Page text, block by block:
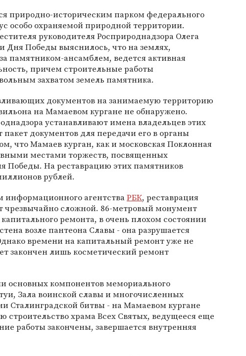
природно-историческим парком федерального
особо охраняемой природной территории.
руководителя Росприроднадзора Олега
Дня Победы выяснилось, что на землях,
памятником-ансамблем, ведется активная
причем строительные работы
захватом земель памятника.
документов на занимаемую территорию
на Мамаевом кургане не обнаружено.
устанавливают имена владельцев этих
документов для передачи его в органы
что Мамаев курган, как и московская Поклонная
местами торжеств, посвященных
Победы. На реставрацию этих памятников
рублей.
агентстваРБК, реставрация
чрезвычайно сложной. 86-метровый монумент
ремонта, в очень плохом состоянии
возле пантеона Славы - она разрушается
времени на капитальный ремонт уже не
закончен лишь косметический ремонт
основных компонентов мемориального
Зала воинской славы и многочисленных
Сталинградской битвы - на Мамаевом кургане
строительство храма Всех Святых, ведущееся еще
работы закончены, завершается внутренняя